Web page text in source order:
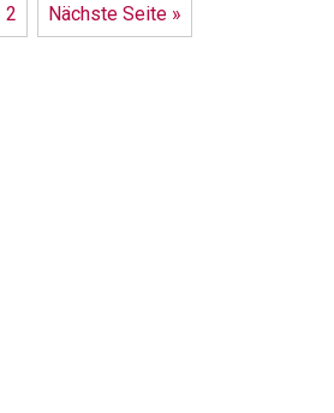
2 Nächste Seite »